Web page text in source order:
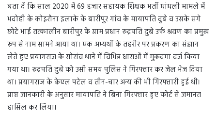
बता दें कि साल 2020 में 69 हजार सहायक शिक्षक भर्ती धांधली मामले में
भदोही के कोइरौना इलाके के बारीपुर गांव के मायापति दुबे व उसके सगे
छोटे भाई तत्कालीन बारीपुर के ग्राम प्रधान रुद्रपति दुबे उर्फ श्रवण का प्रमुख
रूप से नाम सामने आया था। एक अभ्यर्थी के तहरीर पर प्रकरण का संज्ञान
लेते हुए प्रयागराज के सोरांव थाने में विभिन्न धाराओं में मुकदमा दर्ज किया
गया था। रुद्रपति दुबे को उसी समय पुलिस ने गिरफ्तार कर जेल भेज दिया
था। प्रयागराज के केएल पटेल व तीन-चार अन्य की भी गिरफ्तारी हुई थी।
प्राप्त जानकारी के अनुसार मायापति ने बिना गिरफ्तार हुए कोर्ट से जमानत
हासिल कर लिया।